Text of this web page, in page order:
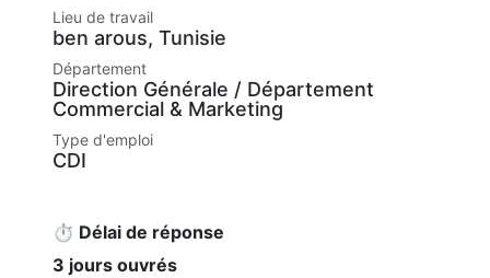
Lieu de travail
ben arous, Tunisie
Département
Direction Générale / Département
Commercial & Marketing
Type d'emploi
CDI
⏱️ Délai de réponse
3 jours ouvrés